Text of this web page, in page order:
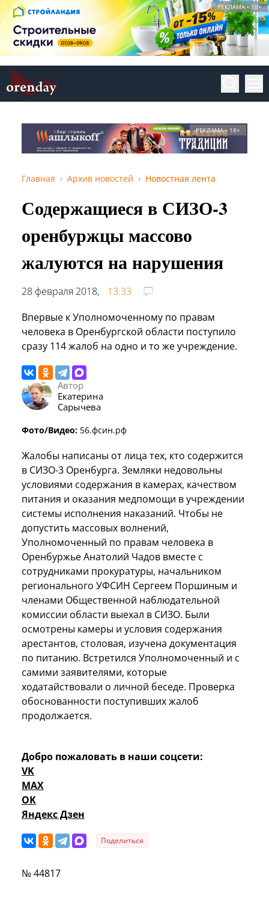
РЕКЛАМА • 18+
РЕКЛАМА • 18+
Главная Архив новостей Новостная лента
Содержащиеся в СИЗО-3
оренбуржцы массово
жалуются на нарушения
28 февраля 2018,
13:33
Впервые к Уполномоченному по правам
человека в Оренбургской области поступило
сразу 114 жалоб на одно и то же учреждение.
Автор
Екатерина
Сарычева
Фото/Видео: 56.фсин.рф
Жалобы написаны от лица тех, кто содержится
в СИЗО-3 Оренбурга. Земляки недовольны
условиями содержания в камерах, качеством
питания и оказания медпомощи в учреждении
системы исполнения наказаний. Чтобы не
допустить массовых волнений,
Уполномоченный по правам человека в
Оренбуржье Анатолий Чадов вместе с
сотрудниками прокуратуры, начальником
регионального УФСИН Сергеем Поршиным и
членами Общественной наблюдательной
комиссии области выехал в СИЗО. Были
осмотрены камеры и условия содержания
арестантов, столовая, изучена документация
по питанию. Встретился Уполномоченный и с
самими заявителями, которые
ходатайствовали о личной беседе. Проверка
обоснованности поступивших жалоб
продолжается.
Добро пожаловать в наши соцсети:
VK
MAX
OK
Яндекс Дзен
Поделиться
№ 44817